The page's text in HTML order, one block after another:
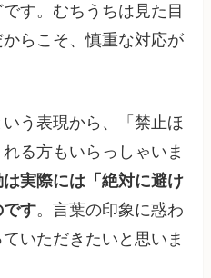
す。むちうちは見た目
らこそ、慎重な対応が
う表現から、「禁止ほ
る方もいらっしゃいま
実際には「絶対に避け
です。言葉の印象に惑わ
いただきたいと思いま